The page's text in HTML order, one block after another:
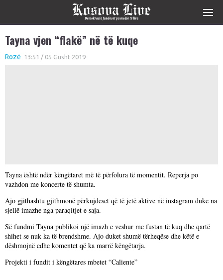
Tayna vjen “flakë” në të kuqe
Rozë 13:51 / 05 Gusht 2019
Tayna është ndër këngëtaret më të përfolura të momentit. Reperja po
vazhdon me koncerte të shumta.
Ajo gjithashtu gjithmonë përkujdeset që të jetë aktive në instagram duke na
sjellë imazhe nga paraqitjet e saja.
Së fundmi Tayna publikoi një imazh e veshur me fustan të kuq dhe qartë
shihet se nuk ka të brendshme. Ajo duket shumë tërheqëse dhe këtë e
dëshmojnë edhe komentet që ka marrë këngëtarja.
Projekti i fundit i këngëtares mbetet “Caliente”